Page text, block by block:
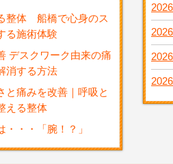
整体 船橋で心身のス
る施術体験
デスクワーク由来の痛
消する方法
と痛みを改善｜呼吸と
える整体
・・・「腕！？」